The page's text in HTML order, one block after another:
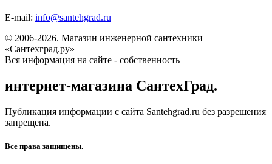
E-mail: info@santehgrad.ru
© 2006-2026. Магазин инженерной сантехники
«Сантехград.ру»
Вся информация на сайте - собственность
интернет-магазина СантехГрад.
Публикация информации с сайта Santehgrad.ru без разрешения
запрещена.
Все права защищены.